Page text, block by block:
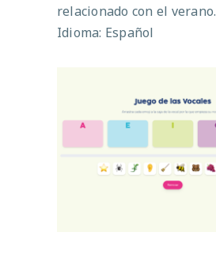
relacionado con el verano.
Idioma: Español